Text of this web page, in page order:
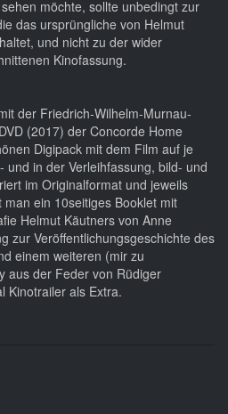
möchte, sollte unbedingt zur
das ursprüngliche von Helmut
und nicht zu der wider
Kinofassung.
der Friedrich-Wilhelm-Murnau-
(2017) der Concorde Home
Digipack mit dem Film auf je
und in der Verleihfassung, bild- und
im Originalformat und jeweils
ein 10seitiges Booklet mit
Helmut Käutners von Anne
zur Veröffentlichungsgeschichte des
einem weiteren (mir zu
aus der Feder von Rüdiger
Kinotrailer als Extra.